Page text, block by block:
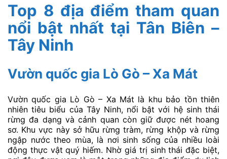
Top 8 địa điểm tham quan
nổi bật nhất tại Tân Biên –
Tây Ninh
Vườn quốc gia Lò Gò – Xa Mát
Vườn quốc gia Lò Gò – Xa Mát là khu bảo tồn thiên
nhiên tiêu biểu của Tây Ninh, nổi bật với hệ sinh thái
rừng đa dạng và cảnh quan còn giữ được nét hoang
sơ. Khu vực này sở hữu rừng tràm, rừng khộp và rừng
ngập nước theo mùa, là nơi sinh sống của nhiều loài
động thực vật quý hiếm. Nhờ giá trị sinh thái đặc biệt,